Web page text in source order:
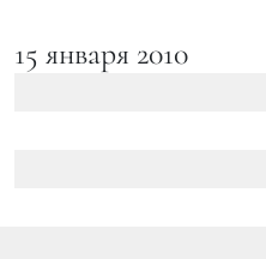
15 января 2010